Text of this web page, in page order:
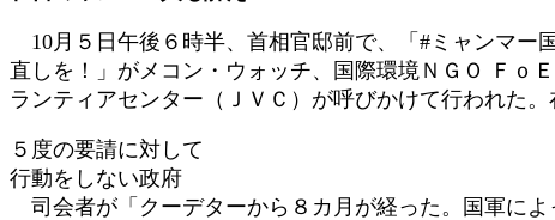
10月５日午後６時半、首相官邸前で、「#ミャンマ
直しを！」がメコン・ウォッチ、国際環境ＮＧＯ Ｆｏ
ランティアセンター（ＪＶＣ）が呼びかけて行われた
５度の要請に対して
行動をしない政府
司会者が「クーデターから８カ月が経った。国軍に